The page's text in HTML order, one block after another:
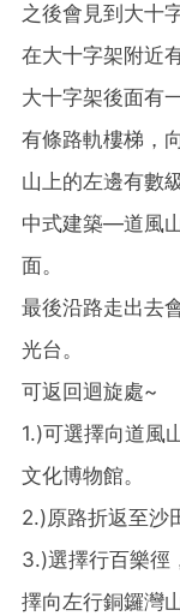
之後會見到大十字
在大十字架附近
大十字架後面有
有條路軌樓梯，
山上的左邊有數
中式建築—道風
面。
最後沿路走出去
光台。
可返回迴旋處~
1.)可選擇向道風
文化博物館。
2.)原路折返至沙
3.)選擇行百樂徑
擇向左行銅鑼灣